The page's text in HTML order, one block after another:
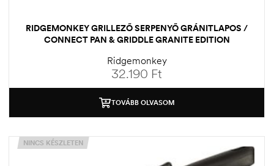
RIDGEMONKEY GRILLEZŐ SERPENYŐ GRÁNITLAPOS /
CONNECT PAN & GRIDDLE GRANITE EDITION
Ridgemonkey
32.190 Ft
TOVÁBB OLVASOM
NINCS KÉSZLETEN